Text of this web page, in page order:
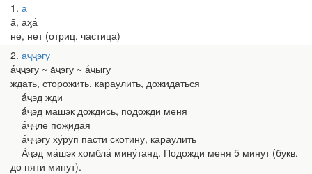
1 а
а̄, аӽа́
не, нет (отриц. частица)
2 аҷҷэгу
а́ҷҷэгу ~ а̄ҷэгу ~ а́ҷыгу
ждать, сторожить, караулить, дожидаться
áҷэд жди
áҷэд машэк дождись, подожди меня
а́ҷҷле поҗидая
а́ҷҷэгу ху́руп пасти скотину, караулить
А́ҷэд ма́шэк хомбла́ мину́танд. Подожди меня 5 минут (букв.
до пяти минут).